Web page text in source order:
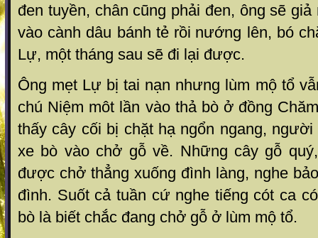
đen tuyền, chân cũng phải đen, ông sẽ
vào cành dâu bánh tẻ rồi nướng lên, bó
Lự, một tháng sau sẽ đi lại được.
Ông mẹt Lự bị tai nạn nhưng lùm mộ tổ
chú Niệm môt lần vào thả bò ở đồng
thấy cây cối bị chặt hạ ngổn ngang,
xe bò vào chở gỗ về. Những cây gỗ
được chở thẳng xuống đình làng, nghe
đình. Suốt cả tuần cứ nghe tiếng cót ca
bò là biết chắc đang chở gỗ ở lùm mộ tổ.